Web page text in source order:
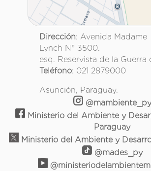
Dirección: Avenida Madame
Lynch N° 3500.
esq. Reservista de la Guerra
Teléfono: 021 2879000
Asunción, Paraguay.
@mambiente_py
Ministerio del Ambiente y
Paraguay
Ministerio del Ambiente y
@mades_py